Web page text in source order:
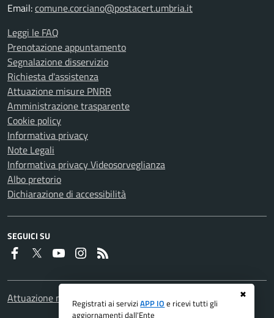
✖
Registrati ai serviziAPP IO e ricevi tutti gli
aggiornamenti dall'Ente
Email:comune.corciano@postacert.umbria.it
Leggi le FAQ
Prenotazione appuntamento
Segnalazione disservizio
Richiesta d'assistenza
Attuazione misure PNRR
Amministrazione trasparente
Cookie policy
Informativa privacy
Note Legali
Informativa privacy Videosorveglianza
Albo pretorio
Dichiarazione di accessibilità
SEGUICI SU
Faceboook
Twitter YoutubeInstagram
Attuazione misure PNRR